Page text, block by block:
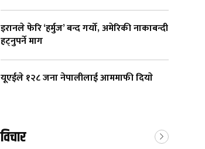
इरानले फेरि ‘हर्मुज’ बन्द गर्यो, अमेरिकी नाकाबन्दी
हट्नुपर्ने माग
यूएईले १२८ जना नेपालीलाई आममाफी दियाे
विचार